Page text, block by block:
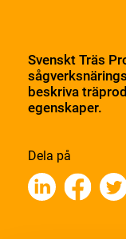
Svenskt Träs
beskriva
egenskaper.
Dela på